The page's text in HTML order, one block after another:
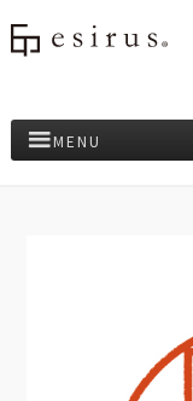
MENU